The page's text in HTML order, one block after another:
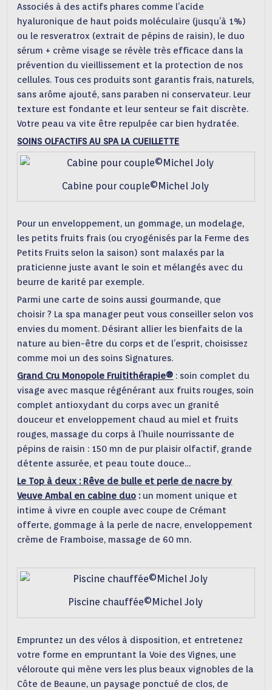
Associés à des actifs phares comme l’acide
hyaluronique de haut poids moléculaire (jusqu’à 1%)
ou le resveratrox (extrait de pépins de raisin), le duo
sérum + crème visage se révèle très efficace dans la
prévention du vieillissement et la protection de nos
cellules. Tous ces produits sont garantis frais, naturels,
sans arôme ajouté, sans paraben ni conservateur. Leur
texture est fondante et leur senteur se fait discrète.
Votre peau va vite être repulpée car bien hydratée.
SOINS OLFACTIFS AU SPA LA CUEILLETTE
Cabine pour couple©Michel Joly
Pour un enveloppement, un gommage, un modelage,
les petits fruits frais (ou cryogénisés par la Ferme des
Petits Fruits selon la saison) sont malaxés par la
praticienne juste avant le soin et mélangés avec du
beurre de karité par exemple.
Parmi une carte de soins aussi gourmande, que
choisir ? La spa manager peut vous conseiller selon vos
envies du moment. Désirant allier les bienfaits de la
nature au bien-être du corps et de l’esprit, choisissez
comme moi un des soins Signatures.
Grand Cru Monopole Fruitithérapie® : soin complet du
visage avec masque régénérant aux fruits rouges, soin
complet antioxydant du corps avec un granité
douceur et enveloppement chaud au miel et fruits
rouges, massage du corps à l’huile nourrissante de
pépins de raisin : 150 mn de pur plaisir olfactif, grande
détente assurée, et peau toute douce…
Le Top à deux : Rêve de bulle et perle de nacre by
Veuve Ambal en cabine duo : un moment unique et
intime à vivre en couple avec coupe de Crémant
offerte, gommage à la perle de nacre, enveloppement
crème de Framboise, massage de 60 mn.
Piscine chauffée©Michel Joly
Empruntez un des vélos à disposition, et entretenez
votre forme en empruntant la Voie des Vignes, une
véloroute qui mène vers les plus beaux vignobles de la
Côte de Beaune, un paysage ponctué de clos, de